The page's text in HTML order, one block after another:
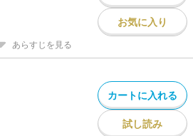
お気に入り
あらすじを見る
カートに入れる
試し読み